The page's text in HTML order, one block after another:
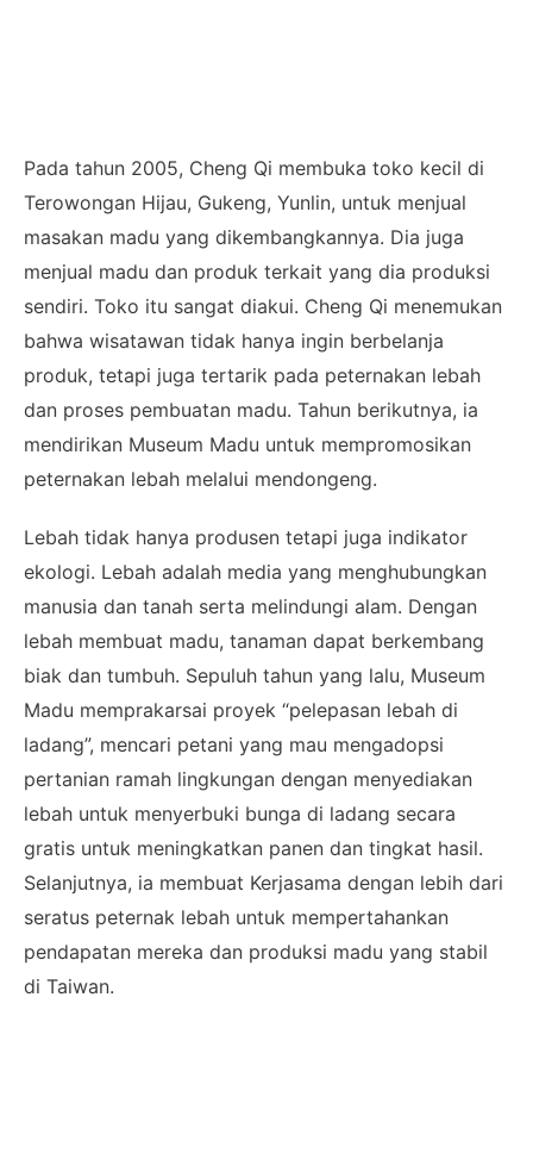
Pada tahun 2005, Cheng Qi membuka toko kecil di
Terowongan Hijau, Gukeng, Yunlin, untuk menjual
masakan madu yang dikembangkannya. Dia juga
menjual madu dan produk terkait yang dia produksi
sendiri. Toko itu sangat diakui. Cheng Qi menemukan
bahwa wisatawan tidak hanya ingin berbelanja
produk, tetapi juga tertarik pada peternakan lebah
dan proses pembuatan madu. Tahun berikutnya, ia
mendirikan Museum Madu untuk mempromosikan
peternakan lebah melalui mendongeng.
Lebah tidak hanya produsen tetapi juga indikator
ekologi. Lebah adalah media yang menghubungkan
manusia dan tanah serta melindungi alam. Dengan
lebah membuat madu, tanaman dapat berkembang
biak dan tumbuh. Sepuluh tahun yang lalu, Museum
Madu memprakarsai proyek “pelepasan lebah di
ladang”, mencari petani yang mau mengadopsi
pertanian ramah lingkungan dengan menyediakan
lebah untuk menyerbuki bunga di ladang secara
gratis untuk meningkatkan panen dan tingkat hasil.
Selanjutnya, ia membuat Kerjasama dengan lebih dari
seratus peternak lebah untuk mempertahankan
pendapatan mereka dan produksi madu yang stabil
di Taiwan.